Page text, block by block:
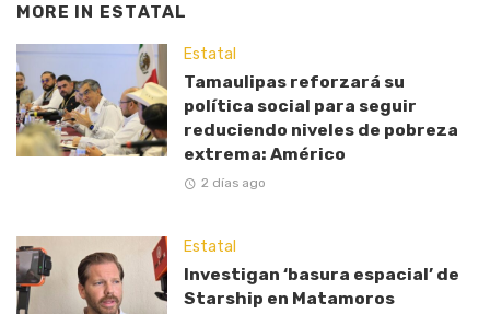
MORE IN ESTATAL
Estatal
Tamaulipas reforzará su
política social para seguir
reduciendo niveles de pobreza
extrema: Américo
2 días ago
Estatal
Investigan ‘basura espacial’ de
Starship en Matamoros